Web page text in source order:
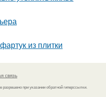
из плитки
связь
разрешено при указании обратной гиперссылки.